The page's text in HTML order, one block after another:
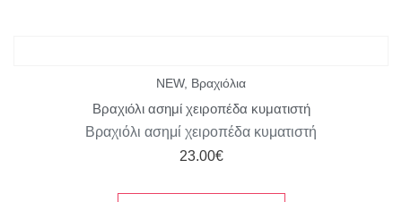
NEW, Βραχιόλια
Βραχιόλι ασημί χειροπέδα κυματιστή
Βραχιόλι ασημί χειροπέδα κυματιστή
23.00€